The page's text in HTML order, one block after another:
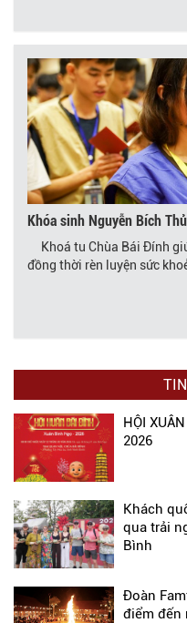
Khóa sinh Nguyễn Bích
Khoá tu Chùa Bái Đính
đồng thời rèn luyện sức
HỘI
2026
Khách
qua trải
Bình
Đoàn
điểm đến